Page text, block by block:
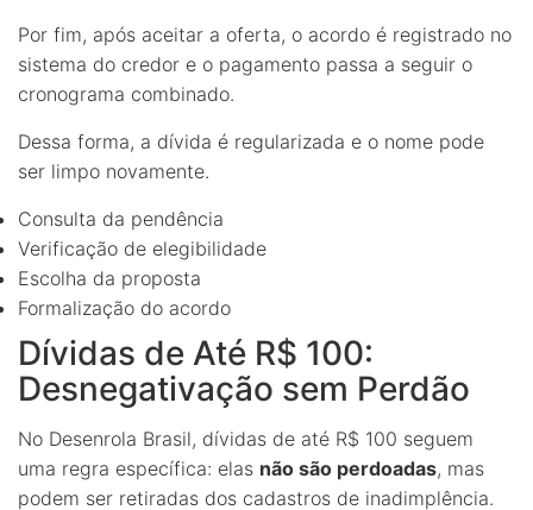
Por fim, após aceitar a oferta, o acordo é registrado no
sistema do credor e o pagamento passa a seguir o
cronograma combinado.
Dessa forma, a dívida é regularizada e o nome pode
ser limpo novamente.
Consulta da pendência
Verificação de elegibilidade
Escolha da proposta
Formalização do acordo
Dívidas de Até R$ 100:
Desnegativação sem Perdão
No Desenrola Brasil, dívidas de até R$ 100 seguem
uma regra específica: elas não são perdoadas, mas
podem ser retiradas dos cadastros de inadimplência.